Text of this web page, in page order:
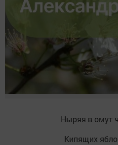
Ныряя в омут
Кипящих